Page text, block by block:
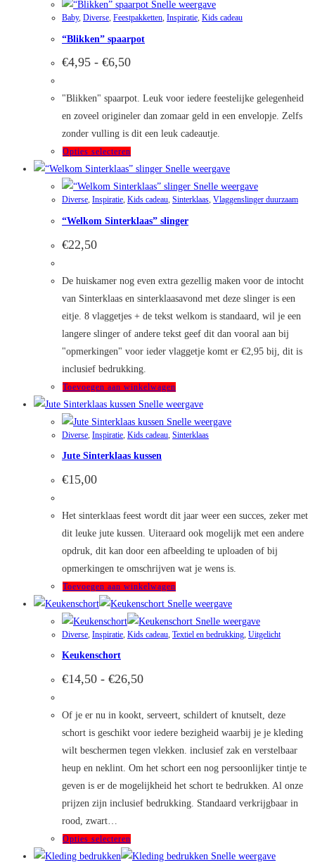
heeft
meerdere
variaties.
kan
gekozen
worden
de
productpagina
Snelle weergave
Baby, Diverse, Feestpakketten, Inspiratie, Kids cadeau
“Blikken” spaarpot
€4,95 - €6,50Prijsklasse:
€6,50
"Blikken" spaarpot. Leuk voor iedere feestelijke gelegenheid
en zoveel origineler dan zomaar geld in een envelopje. Zelfs
zonder vulling is dit een leuk cadeautje.
Opties selecteren
product
heeft
meerdere
variaties.
Snelle weergave
Snelle weergave
Diverse, Inspiratie, Kids cadeau, Sinterklaas, Vlaggenslinger duurzaam
“Welkom Sinterklaas” slinger
€22,50
De huiskamer nog even extra gezellig maken voor de intocht
van Sinterklaas en sinterklaasavond met deze slinger is een
eitje. 8 vlaggetjes + de tekst welkom is standaard, wil je een
langere slinger of andere tekst geef dit dan vooral aan bij
"opmerkingen" voor ieder vlaggetje komt er €2,95 bij, dit is
inclusief bedrukking.
Toevoegen aan winkelwagen
Snelle weergave
Snelle weergave
Diverse Inspiratie Kids cadeau Sinterklaas
Jute Sinterklaas kussen
€15,00
Het sinterklaas feest wordt dit jaar weer een succes, zeker met
dit leuke jute kussen. Uiteraard ook mogelijk met een andere
opdruk, dit kan door een afbeelding te uploaden of bij
opmerkingen te omschrijven wat je wens is.
Toevoegen aan winkelwagen
Snelle weergave
Snelle weergave
Diverse Inspiratie Kids cadeau Textiel en bedrukking Uitgelicht
Keukenschort
€14,50 - €26,50Prijsklasse:
€26,50
Of je er nu in kookt, serveert, schildert of knutselt, deze
schort is geschikt voor iedere bezigheid waarbij je je kleding
wilt beschermen tegen vlekken. inclusief zak en verstelbaar
heup en neklint. Om het schort een nog persoonlijker tintje te
geven is er de mogelijkheid het schort te bedrukken. Al onze
prijzen zijn inclusief bedrukking. Standaard verkrijgbaar in
rood, zwart…
Opties selecteren
product
Snelle weergave